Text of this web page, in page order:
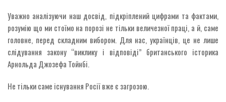
Уважно аналізуючи наш досвід, підкріплений цифрами та фактами,
розумію що ми стоїмо на порозі не тільки величезної праці, а й, саме
головне, перед складним вибором. Для нас, українців, це не лише
слідування закону “виклику і відповіді” британського історика
Арнольда Джозефа Тойнбі.
Не тільки саме існування Росії вже є загрозою.